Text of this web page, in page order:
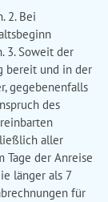
2. Bei
3. Soweit der
bereit und in der
gegebenenfalls
des
aller
Tage der Anreise
länger als 7
für